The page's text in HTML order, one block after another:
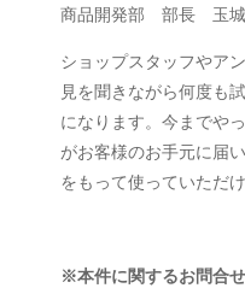
商品開発部 部長 玉城
ショップスタッフやア
見を聞きながら何度も
になります。今までや
がお客様のお手元に届
をもって使っていただ
※本件に関するお問合